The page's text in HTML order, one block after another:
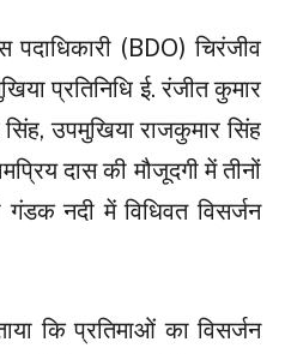
पदाधिकारी (BDO) चिरंजीव
प्रतिनिधि ई. रंजीत कुमार
उपमुखिया राजकुमार सिंह
दास की मौजूदगी में तीनों
नदी में विधिवत विसर्जन
कि प्रतिमाओं का विसर्जन